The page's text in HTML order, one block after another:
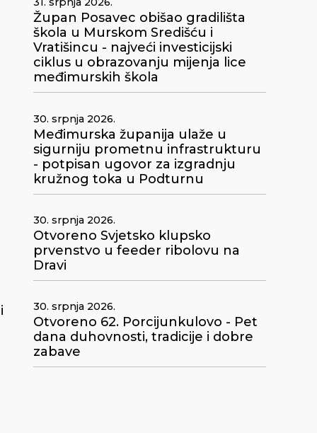
Župan Posavec obišao gradilišta
škola u Murskom Središću i
Vratišincu - najveći investicijski
ciklus u obrazovanju mijenja lice
međimurskih škola
30. srpnja 2026.
Međimurska županija ulaže u
sigurniju prometnu infrastrukturu
- potpisan ugovor za izgradnju
kružnog toka u Podturnu
30. srpnja 2026.
Otvoreno Svjetsko klupsko
prvenstvo u feeder ribolovu na
Dravi
30. srpnja 2026.
Otvoreno 62. Porcijunkulovo - Pet
dana duhovnosti, tradicije i dobre
zabave